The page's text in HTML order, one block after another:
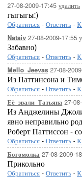
27-08-2009-17:45 удалить
гыгыгы:)
Обратиться - Ответить - К
Nataiv 27-08-2009-17:55
Забавно)
Обратиться - Ответить - К
Mello_Jeevas 27-08-
Из Паттинсона и
Обратиться - Ответить - К
Её_звали_Татьяна 27-
Из Анджелины Джоли
явно неправильно
Роберт Паттиссон -
Обратиться - Ответить - К
Богомолка 27-08-2009-
Прикольно
Обратиться - Ответить - К